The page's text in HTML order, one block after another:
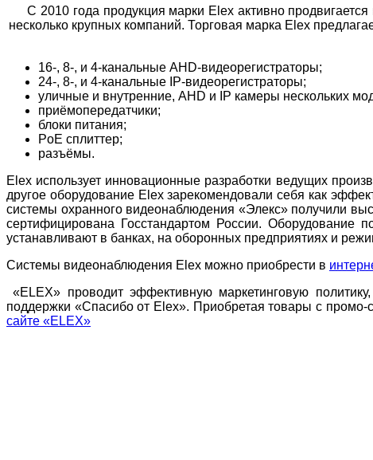
С 2010 года продукция марки Elex активно
несколько крупных компаний. Торговая марка Elex
16-, 8-, и 4-канальные AHD-видеорегистраторы;
24-, 8-, и 4-канальные IP-видеорегистраторы;
уличные и внутренние, AHD и IP камеры нескольких
приёмопередатчики;
блоки питания;
PoE сплиттер;
разъёмы.
Elex использует инновационные разработки ведущих
другое оборудование Elex зарекомендовали себя как
системы охранного видеонаблюдения «Элекс» получили
сертифицирована Госстандартом России.
устанавливают в банках, на оборонных предприятиях и
Системы видеонаблюдения Elex можно приобрести в
«ELEX» проводит эффективную маркетинговую
поддержки «Спасибо от Elex». Приобретая товары с
сайте «ELEX»